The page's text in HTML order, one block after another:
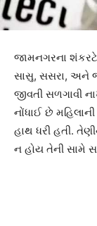
જામનગરના
સાસુ, સસરા, અને
જીવતી સળગાવી
નોંધાઈ છે
હાથ ધરી હતી.
ન હોય તેની સામે